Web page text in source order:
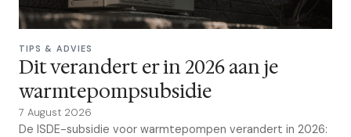
TIPS & ADVIES
Dit verandert er in 2026 aan je
warmtepompsubsidie
7 August 2026
De ISDE-subsidie voor warmtepompen verandert in 2026: